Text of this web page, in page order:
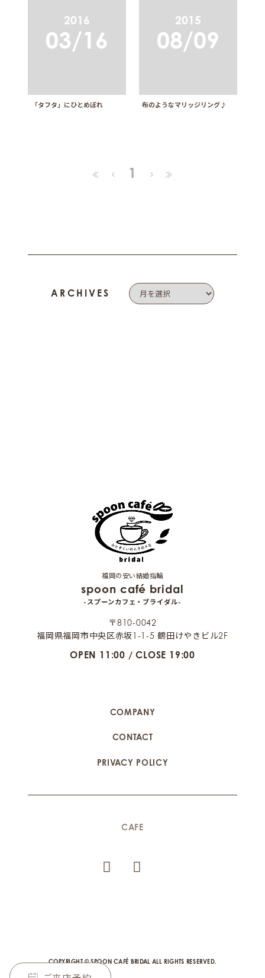
「タフタ」にひとめぼれ
2016
03/16
布のようなマリッジリング♪
2015
08/09
≪ < 1 > ≫
ARCHIVES
福岡の安い結婚指輪
spoon café bridal
-スプーンカフェ・ブライダル-
〒810-0042
福岡県福岡市中央区赤坂1-1-5 鶴田けやきビル2F
OPEN 11:00 / CLOSE 19:00
COMPANY
CONTACT
PRIVACY POLICY
CAFE
COPYRIGHT © SPOON CAFÉ BRIDAL ALL RIGHTS RESERVED.